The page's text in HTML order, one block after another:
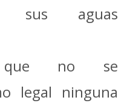
sus aguas
que no se
legal ninguna